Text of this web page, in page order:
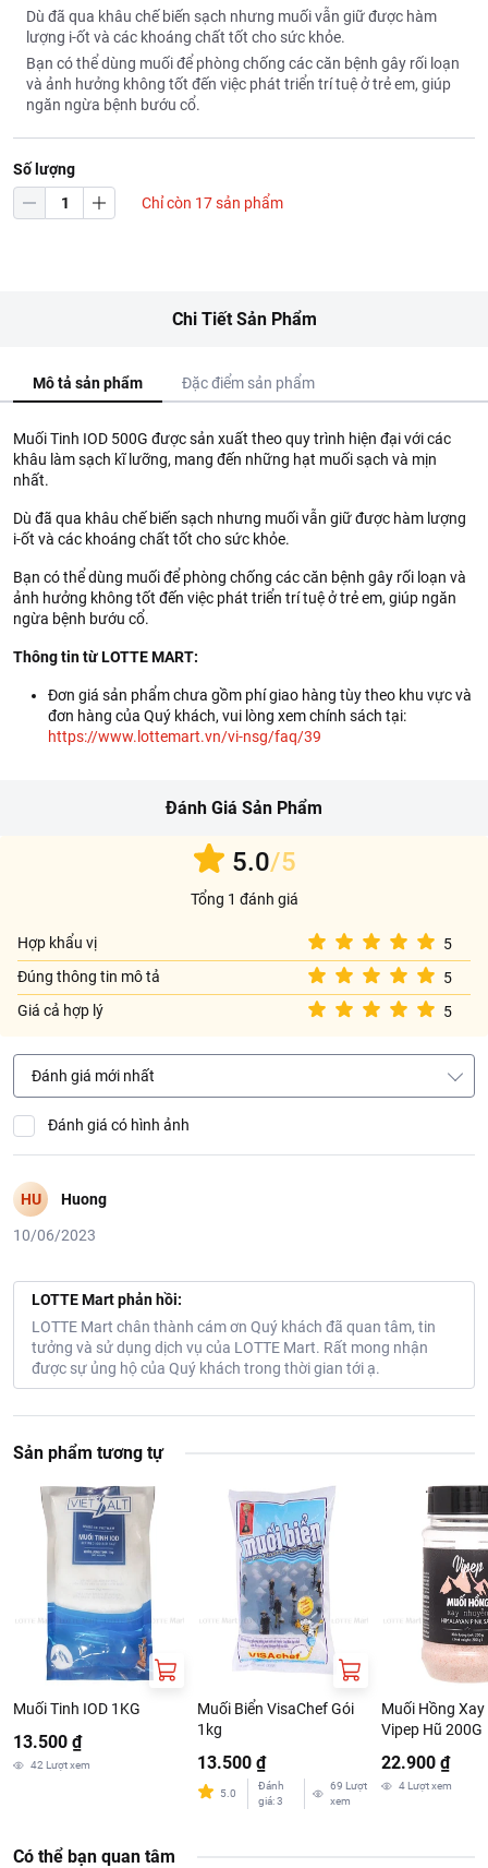
Dù đã qua khâu chế biến sạch nhưng muối vẫn giữ được hàm
lượng i-ốt và các khoáng chất tốt cho sức khỏe.
Bạn có thể dùng muối để phòng chống các căn bệnh gây rối loạn
và ảnh hưởng không tốt đến việc phát triển trí tuệ ở trẻ em, giúp
ngăn ngừa bệnh bướu cổ.
Số lượng
Chỉ còn 17 sản phẩm
Chi Tiết Sản Phẩm
Mô tả sản phẩm Đặc điểm sản phẩm
Muối Tinh IOD 500G được sản xuất theo quy trình hiện đại với các
khâu làm sạch kĩ lưỡng, mang đến những hạt muối sạch và mịn
nhất.
Dù đã qua khâu chế biến sạch nhưng muối vẫn giữ được hàm lượng
i-ốt và các khoáng chất tốt cho sức khỏe.
Bạn có thể dùng muối để phòng chống các căn bệnh gây rối loạn và
ảnh hưởng không tốt đến việc phát triển trí tuệ ở trẻ em, giúp ngăn
ngừa bệnh bướu cổ.
Thông tin từ LOTTE MART:
Đơn giá sản phẩm chưa gồm phí giao hàng tùy theo khu vực và
đơn hàng của Quý khách, vui lòng xem chính sách tại:
https://www.lottemart.vn/vi-nsg/faq/39
Đánh Giá Sản Phẩm
5.0/5
Tổng 1 đánh giá
Hợp khẩu vị
5
Đúng thông tin mô tả
5
Giá cả hợp lý
5
Đánh giá mới nhất
Đánh giá có hình ảnh
HU Huong
10/06/2023
LOTTE Mart phản hồi:
LOTTE Mart chân thành cám ơn Quý khách đã quan tâm, tin
tưởng và sử dụng dịch vụ của LOTTE Mart. Rất mong nhận
được sự ủng hộ của Quý khách trong thời gian tới ạ.
Sản phẩm tương tự
Muối Tinh IOD 1KG
13.500 ₫
42 Lượt xem
Muối Biển VisaChef Gói
1kg
13.500 ₫
5.0
Đánh
giá:3
69 Lượt
xem
Muối Hồng
Vipep Hũ 200G
22.900 ₫
4Lượt xem
Có thể bạn quan tâm